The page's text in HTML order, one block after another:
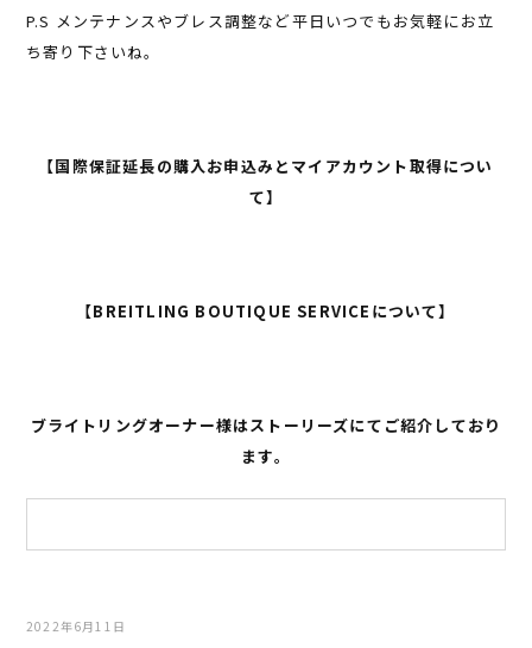
P.S メンテナンスやブレス調整など平日いつでもお気軽にお立
ち寄り下さいね。
【国際保証延長の購入お申込みとマイアカウント取得につい
て】
【BREITLING BOUTIQUE SERVICEについて】
ブライトリングオーナー様はストーリーズにてご紹介しており
ます。
2022年6月11日